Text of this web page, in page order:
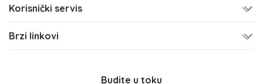
Korisnički servis
Brzi linkovi
Budite u toku